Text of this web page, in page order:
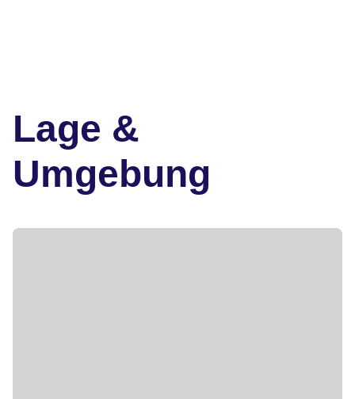
Lage &
Umgebung